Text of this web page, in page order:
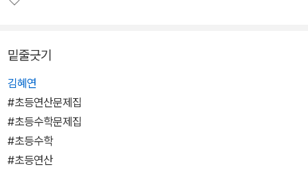
밑줄긋기
김혜연
#초등연산문제집
#초등수학문제집
#초등수학
#초등연산